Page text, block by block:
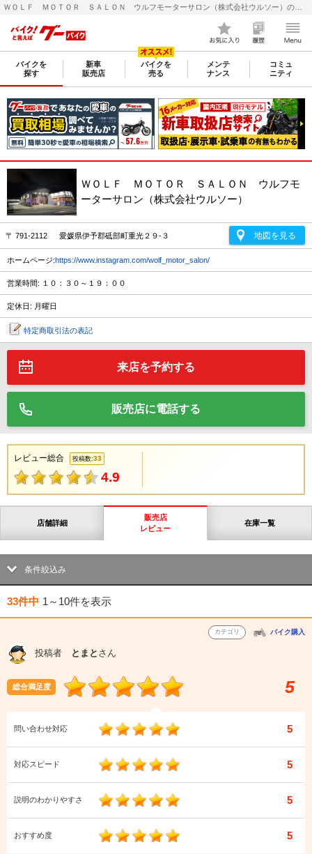
バイクを
探す
新車
販売店
バイクを
売る
メンテ
ナンス
コミュ
ニティ
ＷＯＬＦ ＭＯＴＯＲ ＳＡＬＯＮ ウルフモ
ーターサロン（株式会社ウルソー）
〒 791-2112 愛媛県伊予郡砥部町重光２９-３ 地図を見る
ホームページ:https://www.instagram.com/wolf_motor_salon/
営業時間: １０：３０～１９：００
定休日: 月曜日
特定商取引法の表記
来店を予約する
販売店に電話する
レビュー総合 投稿数:33
4.9
店舗詳細
販売店
レビュー
在庫一覧
条件絞込み
33件中 1～10件を表示
カテゴリ バイク購入
投稿者 とまと さん
総合満足度 5
問い合わせ対応 5
対応スピード 5
説明のわかりやすさ 5
おすすめ度 5